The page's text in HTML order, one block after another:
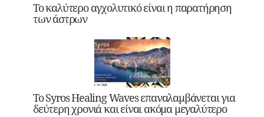
Το καλύτερο αγχολυτικό είναι η παρατήρηση
των άστρων
Το Syros Healing Waves επαναλαμβάνεται για
δεύτερη χρονιά και είναι ακόμα μεγαλύτερο